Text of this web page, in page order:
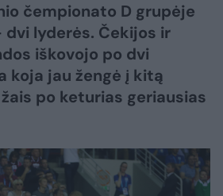
čempionato D grupėje
lyderės. Čekijos ir
iškovojo po dvi
koja jau žengė į kitą
po keturias geriausias